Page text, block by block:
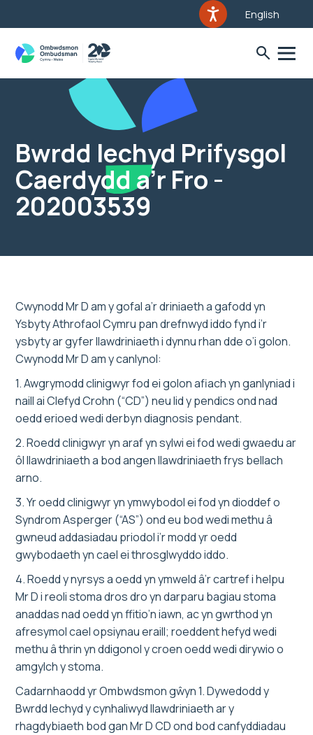
English
Bwrdd Iechyd Prifysgol
Caerdydd a’r Fro -
202003539
Cwynodd Mr D am y gofal a’r driniaeth a gafodd yn
Ysbyty Athrofaol Cymru pan drefnwyd iddo fynd i’r
ysbyty ar gyfer llawdriniaeth i dynnu rhan dde o’i golon.
Cwynodd Mr D am y canlynol:
1. Awgrymodd clinigwyr fod ei golon afiach yn ganlyniad i
naill ai Clefyd Crohn (“CD”) neu lid y pendics ond nad
oedd erioed wedi derbyn diagnosis pendant.
2. Roedd clinigwyr yn araf yn sylwi ei fod wedi gwaedu ar
ôl llawdriniaeth a bod angen llawdriniaeth frys bellach
arno.
3. Yr oedd clinigwyr yn ymwybodol ei fod yn dioddef o
Syndrom Asperger (“AS”) ond eu bod wedi methu â
gwneud addasiadau priodol i’r modd yr oedd
gwybodaeth yn cael ei throsglwyddo iddo.
4. Roedd y nyrsys a oedd yn ymweld â’r cartref i helpu
Mr D i reoli stoma dros dro yn darparu bagiau stoma
anaddas nad oedd yn ffitio’n iawn, ac yn gwrthod yn
afresymol cael opsiynau eraill; roeddent hefyd wedi
methu â thrin yn ddigonol y croen oedd wedi dirywio o
amgylch y stoma.
Cadarnhaodd yr Ombwdsmon gŵyn 1. Dywedodd y
Bwrdd Iechyd y cynhaliwyd llawdriniaeth ar y
rhagdybiaeth bod gan Mr D CD ond bod canfyddiadau